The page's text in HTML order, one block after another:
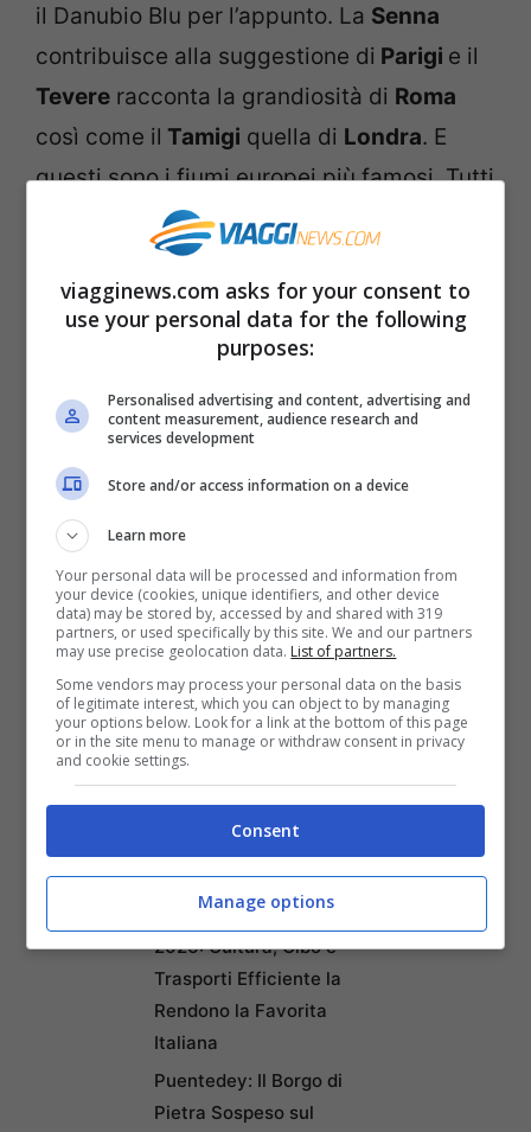
il Danubio Blu per l’appunto. La Senna
contribuisce alla suggestione di Parigi e il
Tevere racconta la grandiosità di Roma
così come il Tamigi quella di Londra. E
questi sono i fiumi europei più famosi. Tutti
noi li conosciamo. Ma gli altri? Li
conoscete? Sapete come si chiama il
fiume diBerlino? E quello diSiviglia?
Viagginews.com risponde alle vostre
mentre quello della capitale andalusa è il
degli altri, ma comunque le loro acque
rendono ancora più belle le città che
attraversano.
Articoli recentiRicominciare da Zero:
Ecco i 10 Paesi Migliori per
Trasferirsi e Lavorare da
Napoli tra le Top 10 Città
Mondiali per il Workcation
2026: Cultura, Cibo e
Trasporti Efficiente la
Rendono la Favorita
Italiana
Puentedey: Il Borgo di
Pietra Sospeso sul
viagginews.com asks for your consent to
use your personal data for the following
purposes:
Personalised advertising and content, advertising and
content measurement, audience research and
services development
Store and/or access information on a device
Learn more
Your personal data will be processed and information from
your device (cookies, unique identifiers, and other device
data) may be stored by, accessed by and shared with 319
partners, or used specifically by this site. We and our partners
may use precise geolocation data. List of partners.
Some vendors may process your personal data on the basis
of legitimate interest, which you can object to by managing
your options below. Look for a link at the bottom of this page
or in the site menu to manage or withdraw consent in privacy
and cookie settings.
Consent
Manage options